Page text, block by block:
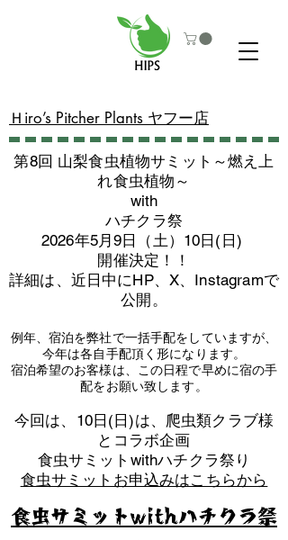
​Ｈiro’s Pitcher Plants ヤフー店
第8回 山梨食虫植物サミット～燃え上
れ食虫植物～
with
​ハチクラ祭
2026年5月9日（土）10日(日)
​開催決定！！
詳細は、近日中にHP、X、Instagramで
公開。
例年、宿泊を弊社で一括手配をしていますが、
今年は各自手配頂く形になります。
​宿泊希望のお客様は、この日程で早めに宿の手
配をお願い致します。
​今回は、10日(日)は、爬虫類クラブ様
とコラボ企画
​食虫サミットwithハチクラ祭り
食虫サミットお申込みはこちらから
食虫サミットwithハチクラ祭